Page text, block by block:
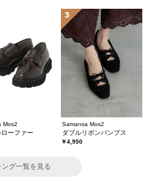
Mos2
ーファー
3
Samansa Mos2
ダブルリボンパンプス
￥4,950
ング一覧を見る